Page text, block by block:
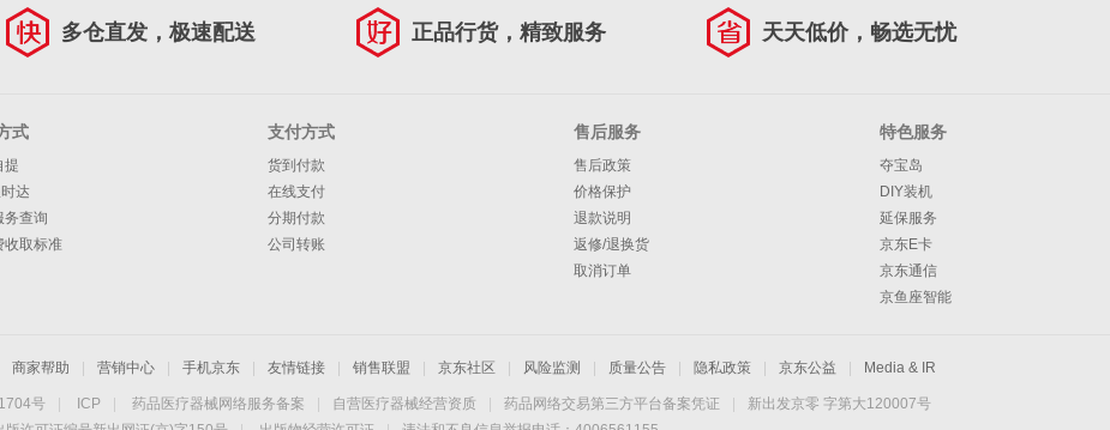
多仓直发，极速配送 正品行货，精致服务 天天低价，畅选无忧
式
提
达
务查询
收取标准
支付方式
货到付款
在线支付
分期付款
公司转账
售后服务
售后政策
价格保护
退款说明
返修/退换货
取消订单
特色服务
夺宝岛
DIY装机
延保服务
京东E卡
京东通信
京鱼座智能
商家帮助 营销中心 手机京东 友情链接 销售联盟 京东社区 风险监测 质量公告 隐私政策 京东公益 Media & IR
号 ICP 药品医疗器械网络服务备案 自营医疗器械经营资质 药品网络交易第三方平台备案凭证
新出发京零 字第大120007号